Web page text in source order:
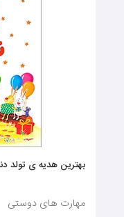
بهترین هدیه ی تولد
مهارت های دوستی